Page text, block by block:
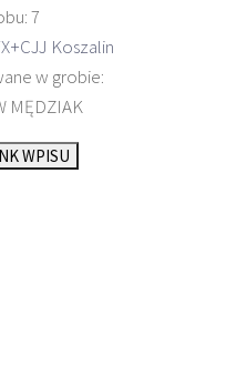
7
Koszalin
w grobie:
MĘDZIAK
WPISU